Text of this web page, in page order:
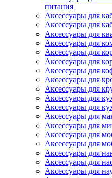
питания
Аксессуары для
Аксессуары для
Аксессуары для
Аксессуары для
Аксессуары для
Аксессуары для
Аксессуары для
Аксессуары для
Аксессуары для
Аксессуары для
Аксессуары для
Аксессуары для
Аксессуары для
Аксессуары для
Аксессуары для
Аксессуары для
Аксессуары для
Аксессуары для